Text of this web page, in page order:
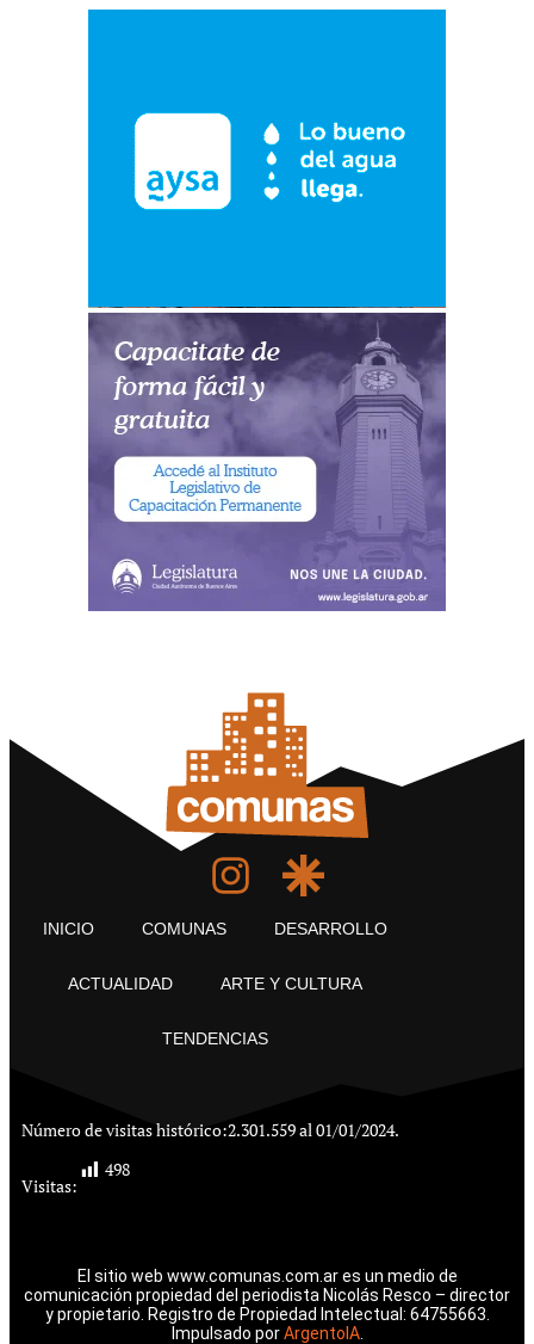
INICIO COMUNAS DESARROLLO
ACTUALIDAD ARTE Y CULTURA
TENDENCIAS
Número de visitas histórico:2.301.559 al 01/01/2024.
Visitas:
498
El sitio web www.comunas.com.ar es un medio de
comunicación propiedad del periodista Nicolás Resco – director
y propietario. Registro de Propiedad Intelectual: 64755663.
Impulsado porArgentoIA.